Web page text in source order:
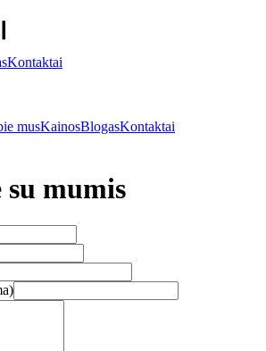
Kontaktai
musKainosBlogasKontaktai
su mumis